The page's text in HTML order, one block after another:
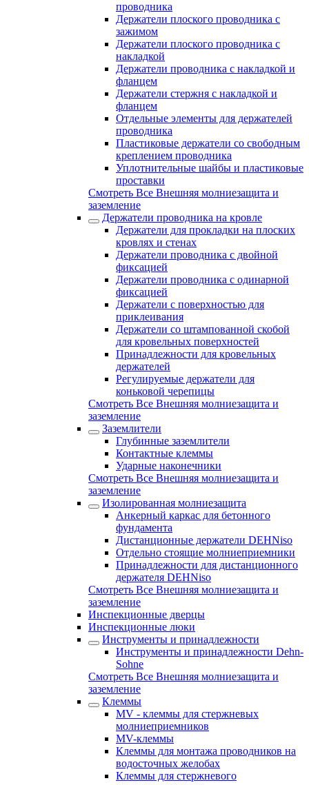
проводника
Держатели плоского проводника с
зажимом
Держатели плоского проводника с
накладкой
Держатели проводника с накладкой и
фланцем
Держатели стержня с накладкой и
фланцем
Отдельные элементы для держателей
проводника
Пластиковые держатели со свободным
креплением проводника
Уплотнительные шайбы и пластиковые
проставки
Смотреть Все Внешняя молниезащита и
заземление
Держатели проводника на кровле
Держатели для прокладки на плоских
кровлях и стенах
Держатели проводника с двойной
фиксацией
Держатели проводника с одинарной
фиксацией
Держатели с поверхностью для
приклеивания
Держатели со штампованной скобой
для кровельных поверхностей
Принадлежности для кровельных
держателей
Регулируемые держатели для
коньковой черепицы
Смотреть Все Внешняя молниезащита и
заземление
Заземлители
Глубинные заземлители
Контактные клеммы
Ударные наконечники
Смотреть Все Внешняя молниезащита и
заземление
Изолированная молниезащита
Анкерный каркас для бетонного
фундамента
Дистанционные держатели DEHNiso
Отдельно стоящие молниеприемники
Принадлежности для дистанционного
держателя DEHNiso
Смотреть Все Внешняя молниезащита и
заземление
Инспекционные дверцы
Инспекционные люки
Инструменты и принадлежности
Инструменты и принадлежности Dehn-
Sohne
Смотреть Все Внешняя молниезащита и
заземление
Клеммы
MV - клеммы для стержневых
молниеприемников
MV-клеммы
Клеммы для монтажа проводников на
водосточных желобах
Клеммы для стержневого